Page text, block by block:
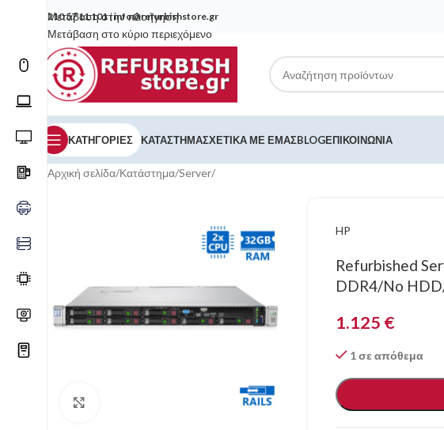
Μετάβαση στην πλοήγηση
Μετάβαση στο κύριο περιεχόμενο
210 57 11 101|info@refurbishstore.gr
ΚΑΤΗΓΟΡΙΕΣ ΚΑΤΆΣΤΗΜΑΣΧΕΤΙΚΆ ΜΕ ΕΜΆΣBLOGΕΠΙΚΟΙΝΩΝΊΑ
Αρχική σελίδα/Κατάστημα/Server/
HP
Refurbished
DDR4/No
1.125 €
1 σε απόθεμα